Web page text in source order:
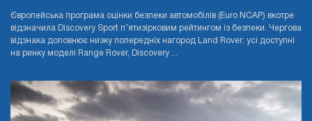
Європейська програма оцінки безпеки автомобілів (Euro NCAP) вкотре
відзначила Discovery Sport п’ятизірковим рейтингом із безпеки. Чергова
відзнака доповнює низку попередніх нагород Land Rover: усі доступні
на ринку моделі Range Rover, Discovery ...